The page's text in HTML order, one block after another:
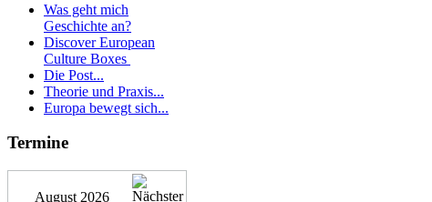
Was geht mich
Geschichte an?
Discover European
Culture Boxes
Die Post...
Theorie und Praxis...
Europa bewegt sich...
Termine
August 2026